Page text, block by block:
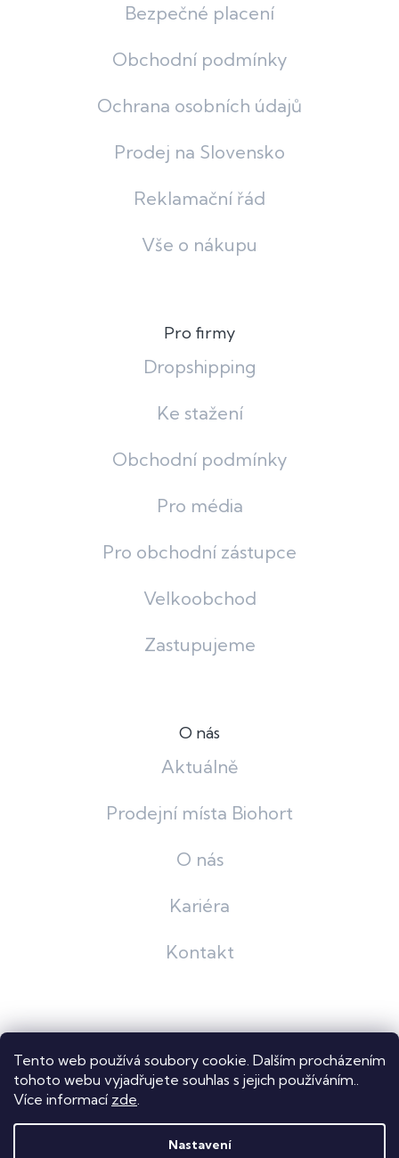
Tento web používá soubory cookie. Dalším procházením
tohoto webu vyjadřujete souhlas s jejich používáním..
Více informací zde.
Nastavení
Bezpečné placení
Obchodní podmínky
Ochrana osobních údajů
Prodej na Slovensko
Reklamační řád
Vše o nákupu
Pro firmy
Dropshipping
Ke stažení
Obchodní podmínky
Pro média
Pro obchodní zástupce
Velkoobchod
Zastupujeme
O nás
Aktuálně
Prodejní místa Biohort
O nás
Kariéra
Kontakt
Shoptet
Copyright 2026Dastech s.r.o.. Všechna práva vyhrazena.
Upravit nastavení cookies